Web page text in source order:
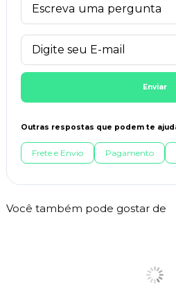
Enviar
Outras respostas que podem te
Frete e Envio Pagamento
Você também pode gostar de